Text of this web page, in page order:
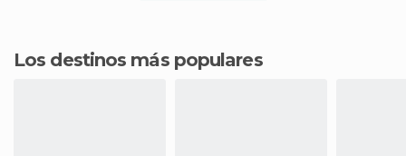
Los destinos más populares